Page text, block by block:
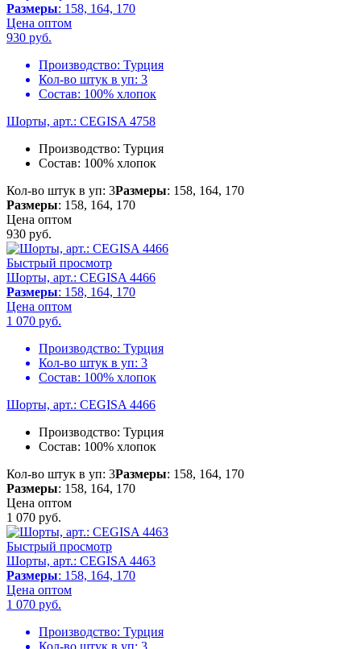
Размеры: 158, 164, 170
Цена оптом
930 руб.
Производство: Турция
Кол-во штук в уп: 3
Состав: 100% хлопок
Шорты, арт.: CEGISA 4758
Производство: Турция
Состав: 100% хлопок
Кол-во штук в уп: 3Размеры: 158, 164, 170
Размеры: 158, 164, 170
Цена оптом
930 руб.
Быстрый просмотр
Шорты, арт.: CEGISA 4466
Размеры: 158, 164, 170
Цена оптом
1 070 руб.
Производство: Турция
Кол-во штук в уп: 3
Состав: 100% хлопок
Шорты, арт.: CEGISA 4466
Производство: Турция
Состав: 100% хлопок
Кол-во штук в уп: 3Размеры: 158, 164, 170
Размеры: 158, 164, 170
Цена оптом
1 070 руб.
Быстрый просмотр
Шорты, арт.: CEGISA 4463
Размеры: 158, 164, 170
Цена оптом
1 070 руб.
Производство: Турция